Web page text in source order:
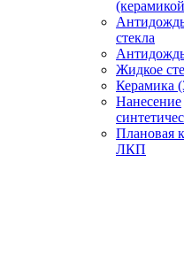
стекла
Жидкое
Керамика
Нанесение
Плановая
ЛКП